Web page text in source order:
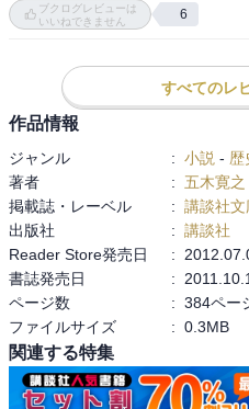
でも、読み終えてそこに間違いな
とが出来た。
続編も楽しみに読み進めていきた
説明
内容紹介
親鸞は比叡山での命がけの修行に
参籠を決意する。そこで待ってい
出会いだった。彼が全てを捨て山
謀と弾圧の嵐が吹き荒れていた。
法然とともに流罪となった彼は越
内容（「BOOK」データベースよ
親鸞は比叡山での命がけの修行に
ブクログレビューは
いいねできません
6
すべてのレ
作品情報
ジャンル : 小説 - 歴
著者
:
五木寛之
掲載誌・レーベル
: 講談社文
出版社
: 講談社
Reader Store発売日
:
書誌発売日
:
ページ数
: 384ペー
ファイルサイズ
: 0.3MB
関連する特集